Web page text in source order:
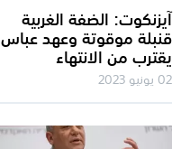
آيزنكوت: الضفة الغربية
قنبلة موقوتة وعهد عباس
يقترب من الانتهاء
02 يونيو 2023